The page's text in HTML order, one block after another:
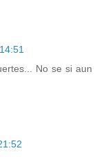
No se si aun